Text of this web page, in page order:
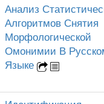
Анализ
Алгоритмов Снятия
Морфологической
Омонимии В
Языке